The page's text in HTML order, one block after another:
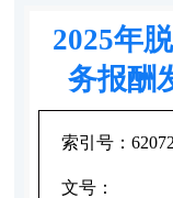
2025年
务报酬
索引号：
文号：